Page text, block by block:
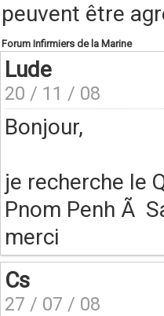
peuvent être
Forum Infirmiers de la Marine
Lude
20 / 11 / 08
Bonjour,
je recherche le
Pnom Penh Ã
merci
Cs
27 / 07 / 08